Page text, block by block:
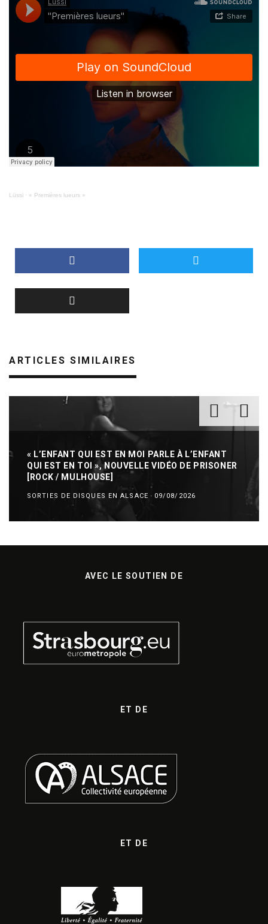
Lüssi · « Premières lueurs »
ARTICLES SIMILAIRES
« L’ENFANT QUI EST EN MOI PARLE À L’ENFANT
QUI EST EN TOI », NOUVELLE VIDÉO DE PRISONER
[ROCK / MULHOUSE]
SORTIES DE DISQUES EN ALSACE · 09/08/2026
AVEC LE SOUTIEN DE
ET DE
ET DE